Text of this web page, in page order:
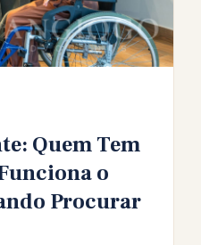
Quem Tem
o
Procurar